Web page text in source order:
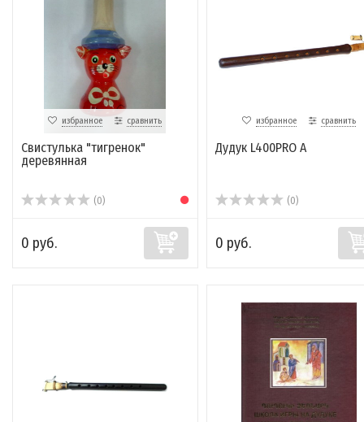
избранное сравнить
Свистулька "тигренок"
деревянная
(0)
0 руб.
избранное сравнить
Дудук L400PRO А
(0)
0 руб.